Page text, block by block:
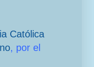
Católica
, por el